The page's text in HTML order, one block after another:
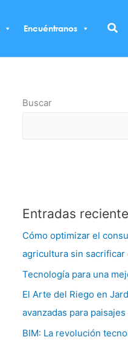
Encuéntranos
Buscar
Entradas
Cómo optimizar el
agricultura sin
Tecnología para una
El Arte del Riego en
avanzadas para
BIM: La revolución